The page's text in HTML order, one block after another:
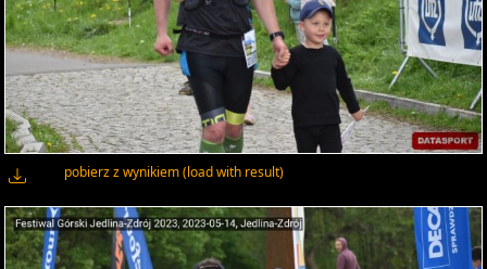
pobierz z wynikiem (load with result)